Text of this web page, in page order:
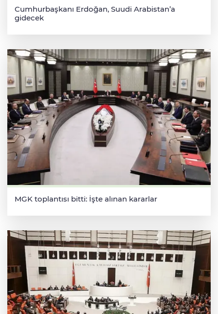
Cumhurbaşkanı Erdoğan, Suudi Arabistan’a
gidecek
MGK toplantısı bitti: İşte alınan kararlar